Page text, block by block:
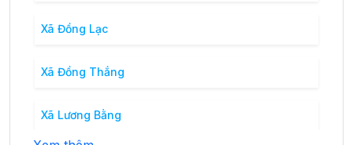
Xã Đồng Lạc
Xã Đồng Thắng
Xã Lương Bằng